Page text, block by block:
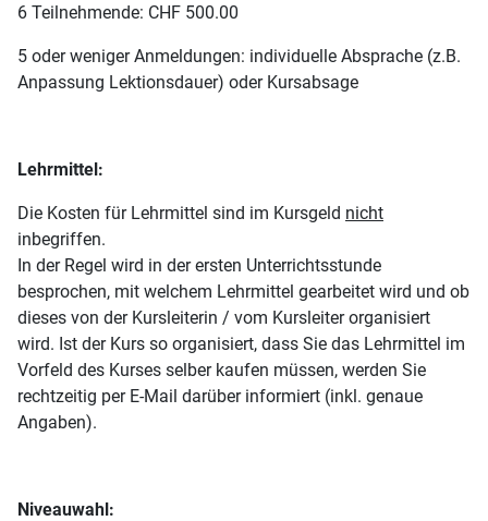
6 Teilnehmende: CHF 500.00
5 oder weniger Anmeldungen: individuelle Absprache (z.B.
Anpassung Lektionsdauer) oder Kursabsage
Lehrmittel:
Die Kosten für Lehrmittel sind im Kursgeld nicht
inbegriffen.
In der Regel wird in der ersten Unterrichtsstunde
besprochen, mit welchem Lehrmittel gearbeitet wird und ob
dieses von der Kursleiterin / vom Kursleiter organisiert
wird. Ist der Kurs so organisiert, dass Sie das Lehrmittel im
Vorfeld des Kurses selber kaufen müssen, werden Sie
rechtzeitig per E-Mail darüber informiert (inkl. genaue
Angaben).
Niveauwahl: